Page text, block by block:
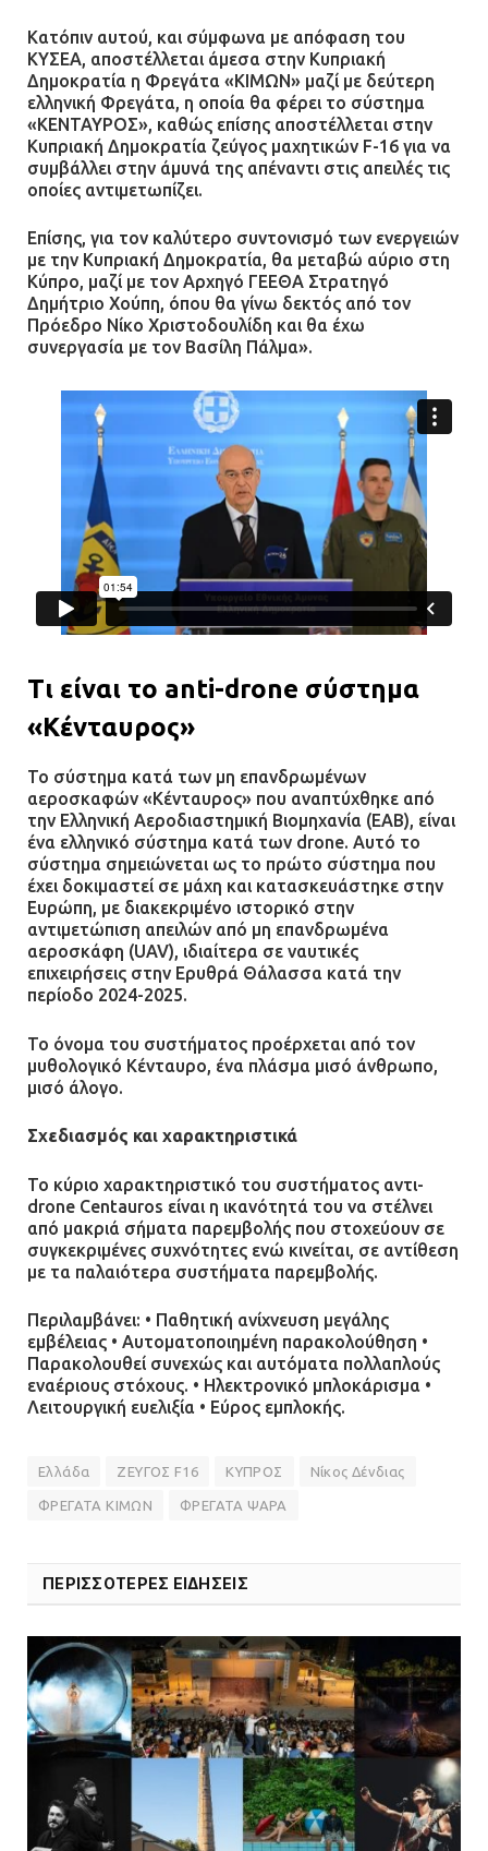
Κατόπιν αυτού, και σύμφωνα με απόφαση του
ΚΥΣΕΑ, αποστέλλεται άμεσα στην Κυπριακή
Δημοκρατία η Φρεγάτα «ΚΙΜΩΝ» μαζί με δεύτερη
ελληνική Φρεγάτα, η οποία θα φέρει το σύστημα
«ΚΕΝΤΑΥΡΟΣ», καθώς επίσης αποστέλλεται στην
Κυπριακή Δημοκρατία ζεύγος μαχητικών F-16 για να
συμβάλλει στην άμυνά της απέναντι στις απειλές τις
οποίες αντιμετωπίζει.
Επίσης, για τον καλύτερο συντονισμό των ενεργειών
με την Κυπριακή Δημοκρατία, θα μεταβώ αύριο στη
Κύπρο, μαζί με τον Αρχηγό ΓΕΕΘΑ Στρατηγό
Δημήτριο Χούπη, όπου θα γίνω δεκτός από τον
Πρόεδρο Νίκο Χριστοδουλίδη και θα έχω
συνεργασία με τον Βασίλη Πάλμα».
Τι είναι το anti-drone σύστημα
«Κένταυρος»
Το σύστημα κατά των μη επανδρωμένων
αεροσκαφών «Κένταυρος» που αναπτύχθηκε από
την Ελληνική Αεροδιαστημική Βιομηχανία (ΕΑΒ), είναι
ένα ελληνικό σύστημα κατά των drone. Αυτό το
σύστημα σημειώνεται ως το πρώτο σύστημα που
έχει δοκιμαστεί σε μάχη και κατασκευάστηκε στην
Ευρώπη, με διακεκριμένο ιστορικό στην
αντιμετώπιση απειλών από μη επανδρωμένα
αεροσκάφη (UAV), ιδιαίτερα σε ναυτικές
επιχειρήσεις στην Ερυθρά Θάλασσα κατά την
περίοδο 2024-2025.
Το όνομα του συστήματος προέρχεται από τον
μυθολογικό Κένταυρο, ένα πλάσμα μισό άνθρωπο,
μισό άλογο.
Σχεδιασμός και χαρακτηριστικά
Το κύριο χαρακτηριστικό του συστήματος αντι-
drone Centauros είναι η ικανότητά του να στέλνει
από μακριά σήματα παρεμβολής που στοχεύουν σε
συγκεκριμένες συχνότητες ενώ κινείται, σε αντίθεση
με τα παλαιότερα συστήματα παρεμβολής.
Περιλαμβάνει: • Παθητική ανίχνευση μεγάλης
εμβέλειας • Αυτοματοποιημένη παρακολούθηση •
Παρακολουθεί συνεχώς και αυτόματα πολλαπλούς
εναέριους στόχους. • Ηλεκτρονικό μπλοκάρισμα •
Λειτουργική ευελιξία • Εύρος εμπλοκής.
Ελλάδα ΖΕΥΓΟΣ F16 ΚΥΠΡΟΣ Νίκος Δένδιας
ΦΡΕΓΑΤΑ ΚΙΜΩΝ ΦΡΕΓΑΤΑ ΨΑΡΑ
ΠΕΡΙΣΣΟΤΕΡΕΣ ΕΙΔΗΣΕΙΣ